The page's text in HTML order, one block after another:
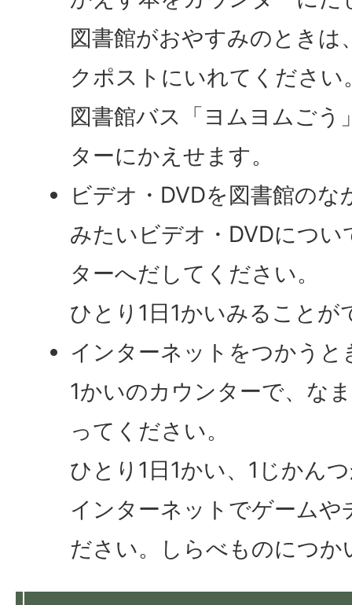
図書館がおやすみのとき
クポストにいれてください
図書館バス「ヨムヨムごう
ターにかえせます。
ビデオ・DVDを図書館の
みたいビデオ・DVDにつ
ターへだしてください。
ひとり1日1かいみることが
インターネットをつかうと
1かいのカウンターで、な
ってください。
ひとり1日1かい、1じかん
インターネットでゲーム
ださい。しらべものにつか